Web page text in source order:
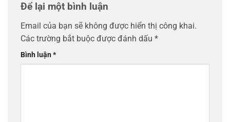
Để lại một bình luận
Email của bạn sẽ không được hiển thị công khai.
Các trường bắt buộc được đánh dấu *
Bình luận*